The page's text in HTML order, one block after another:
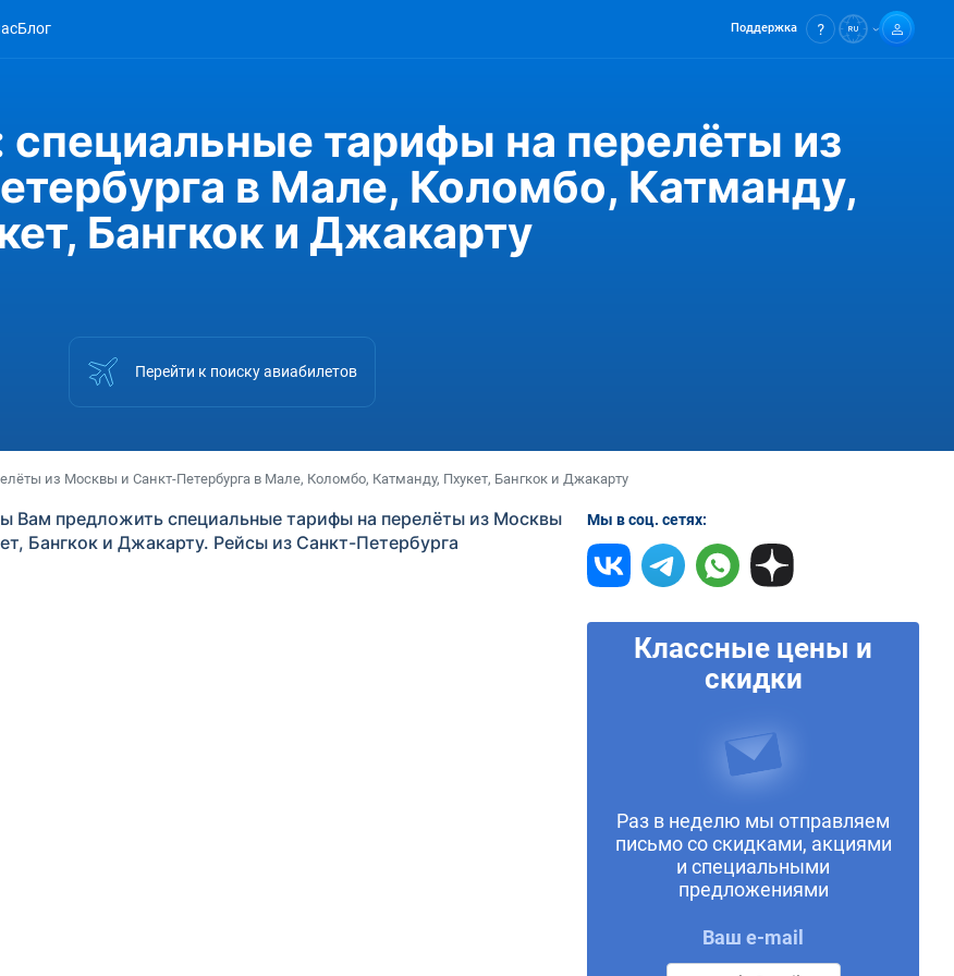
Блог Поддержка
тарифы на перелёты из
в Мале, Коломбо, Катманду,
Бангкок и Джакарту
Перейти к поиску авиабилетов
из Москвы и Санкт-Петербурга в Мале, Коломбо, Катманду, Пхукет, Бангкок и Джакарту
Вам предложить специальные тарифы на перелёты из Москвы
Бангкок и Джакарту. Рейсы из Санкт-Петербурга
Мы в соц. сетях:
Классные цены и
скидки
Раз в неделю мы отправляем
письмо со скидками, акциями
и специальными
предложениями
Ваш e-mail